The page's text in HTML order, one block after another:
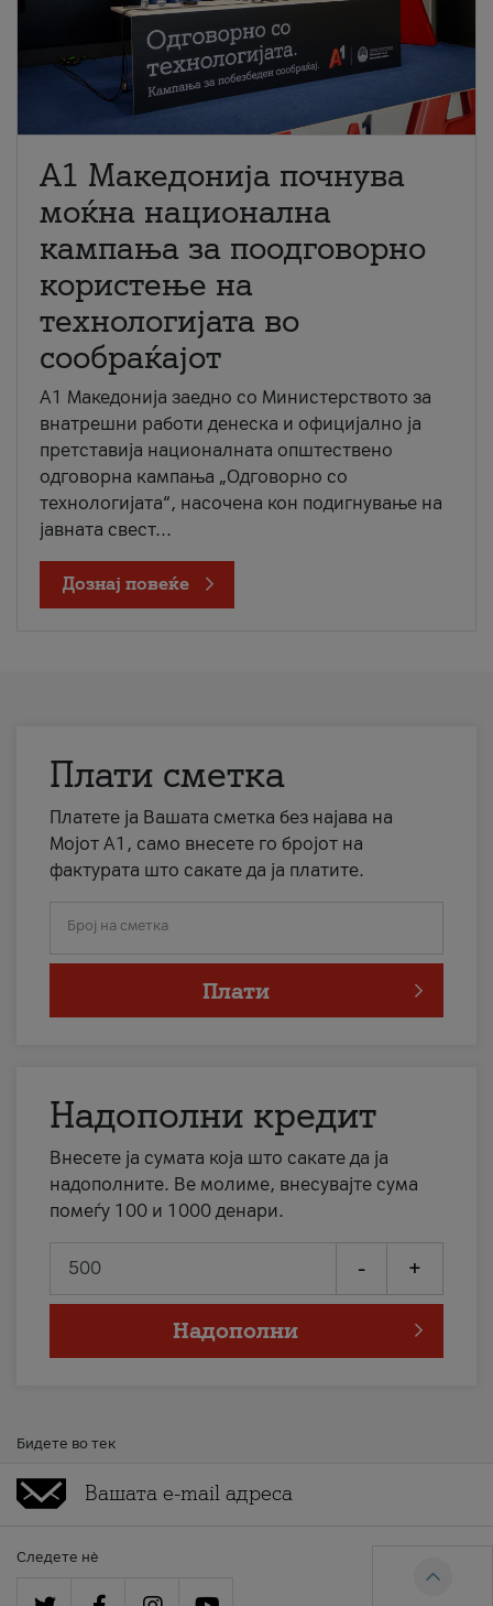
A1 Македонија почнува
моќна национална
кампања за поодговорно
користење на
технологијата во
сообраќајот
A1 Македонија заедно со Министерството за
внатрешни работи денеска и официјално ја
претставија националната општествено
одговорна кампања „Одговорно со
технологијата“, насочена кон подигнување на
јавната свест...
Дознај повеќе
Плати сметка
Платете ја Вашата сметка без најава на
Мојот А1, само внесете го бројот на
фактурата што сакате да ја платите.
Број на сметка
Плати
Надополни кредит
Внесете ја сумата која што сакате да ја
надополните. Ве молиме, внесувајте сума
помеѓу 100 и 1000 денари.
- +
Надополни
Бидете во тек
Следете нè